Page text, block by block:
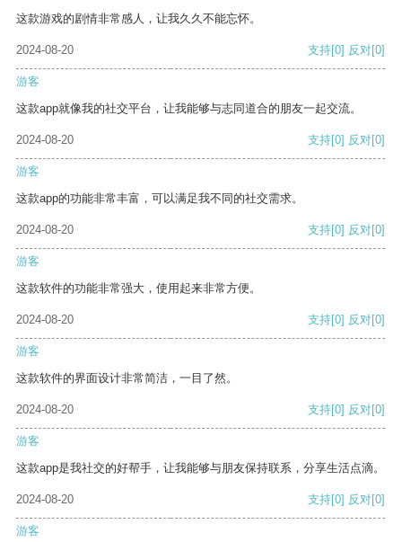
这款游戏的剧情非常感人，让我久久不能忘怀。
2024-08-20 支持[0] 反对[0]
游客
这款app就像我的社交平台，让我能够与志同道合的朋友一起交流。
2024-08-20 支持[0] 反对[0]
游客
这款app的功能非常丰富，可以满足我不同的社交需求。
2024-08-20 支持[0] 反对[0]
游客
这款软件的功能非常强大，使用起来非常方便。
2024-08-20 支持[0] 反对[0]
游客
这款软件的界面设计非常简洁，一目了然。
2024-08-20 支持[0] 反对[0]
游客
这款app是我社交的好帮手，让我能够与朋友保持联系，分享生活点滴。
2024-08-20 支持[0] 反对[0]
游客